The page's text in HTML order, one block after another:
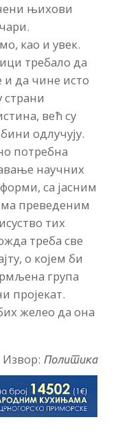
њихови
као и увек.
требало да
и да чине исто
већ су
одлучују.
потребна
научних
са јасним
преведеним
тих
треба све
о којем би
група
пројекат.
желео да она
Извор: Политика